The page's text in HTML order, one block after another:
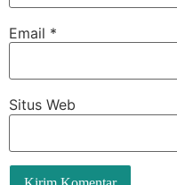
Email *
Situs Web